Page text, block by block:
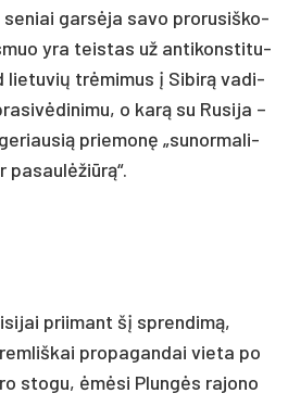
garsė­ja sa­vo pro­ru­siš­ko­
yra teis­tas už an­ti­kons­ti­tu­
lie­tu­vių trėmi­mus į Si­birą va­di­
o karą su Ru­si­ja –
prie­monę „su­nor­ma­li­
pa­saulė­žiūrą“.
prii­mant šį spren­dimą,
pro­pa­gan­dai vie­ta po
sto­gu, ėmėsi Plungės ra­jo­no